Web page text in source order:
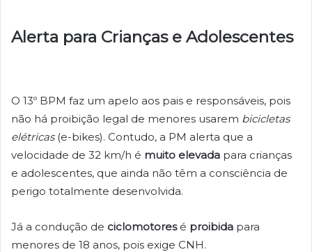
Alerta para Crianças e Adolescentes
O 13º BPM faz um apelo aos pais e responsáveis, pois
não há proibição legal de menores usarem bicicletas
elétricas(e-bikes). Contudo, a PM alerta que a
velocidade de 32 km/h é muito elevada para crianças
e adolescentes, que ainda não têm a consciência de
perigo totalmente desenvolvida.
Já a condução de ciclomotoresé proibida para
menores de 18 anos, pois exige CNH.